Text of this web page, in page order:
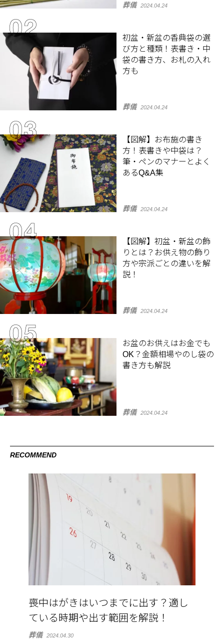
葬儀 2024.04.24
初盆・新盆の香典袋の選
び方と種類！表書き・中
袋の書き方、お札の入れ
方も
葬儀 2024.04.24
【図解】お布施の書き
方！表書きや中袋は？
筆・ペンのマナーとよく
あるQ&A集
葬儀 2024.04.24
【図解】初盆・新盆の飾
りとは？お供え物の飾り
方や宗派ごとの違いを解
説！
葬儀 2024.04.24
お盆のお供えはお金でも
OK？金額相場やのし袋の
書き方も解説
葬儀 2024.04.24
RECOMMEND
喪中はがきはいつまでに出す？適し
ている時期や出す範囲を解説！
葬儀 2024.04.30